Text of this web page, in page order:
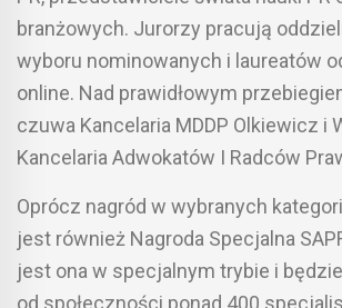
branżowych. Jurorzy pracują
wyboru nominowanych i laureatów
online. Nad prawidłowym
czuwa Kancelaria MDDP Olkiewicz i
Kancelaria Adwokatów I Radców
Oprócz nagród w wybranych
jest również Nagroda Specjalna
jest ona w specjalnym trybie i